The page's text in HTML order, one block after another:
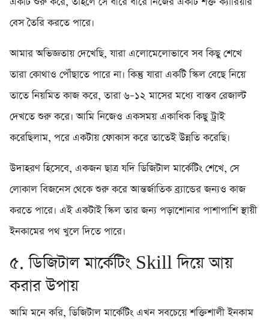
বেস তৈরি করতে পারে।
আমার অভিজ্ঞতায় দেখেছি, যারা এলোমেলোভাবে সব কিছু শেখে
তারা কোথাও পৌঁছাতে পারে না। কিন্তু যারা একটি স্কিল বেছে নিয়ে
তাতে নিয়মিত কাজ করে, তারা ৬–১২ মাসের মধ্যে বাস্তব রেজাল্ট
দেখতে শুরু করে। আমি নিজেও একসময় একাধিক কিছু ট্রাই
করেছিলাম, পরে একটায় ফোকাস করে তাতেই উন্নতি করেছি।
উদাহরণ হিসেবে, একজন ছাত্র যদি ডিজিটাল মার্কেটিং শেখে, সে
লোকাল বিজনেস থেকে শুরু করে আন্তর্জাতিক ব্র্যান্ডের জন্যও কাজ
করতে পারে। এই একটাই স্কিল তার জন্য পড়াশোনার পাশাপাশি স্থায়ী
ইনকামের পথ খুলে দিতে পারে।
৫. ডিজিটাল মার্কেটিং Skill দিয়ে আয়
করার উপায়
আমি মনে করি, ডিজিটাল মার্কেটিং এখন সবচেয়ে শক্তিশালী ইনকাম